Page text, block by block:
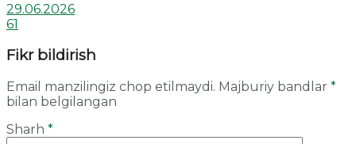
29.06.2026
61
Fikr bildirish
Email manzilingiz chop etilmaydi. Majburiy bandlar *
bilan belgilangan
Sharh *